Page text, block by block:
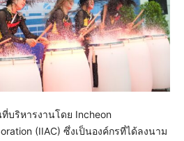
บริหารงานโดย Incheon
(IIAC) ซึ่งเป็นองค์กรที่ได้ลงนาม